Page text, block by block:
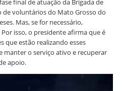
final de atuação da Brigada de
de voluntários do Mato Grosso do
Mas, se for necessário,
isso, o presidente afirma que é
que estão realizando esses
manter o serviço ativo e recuperar
apoio.